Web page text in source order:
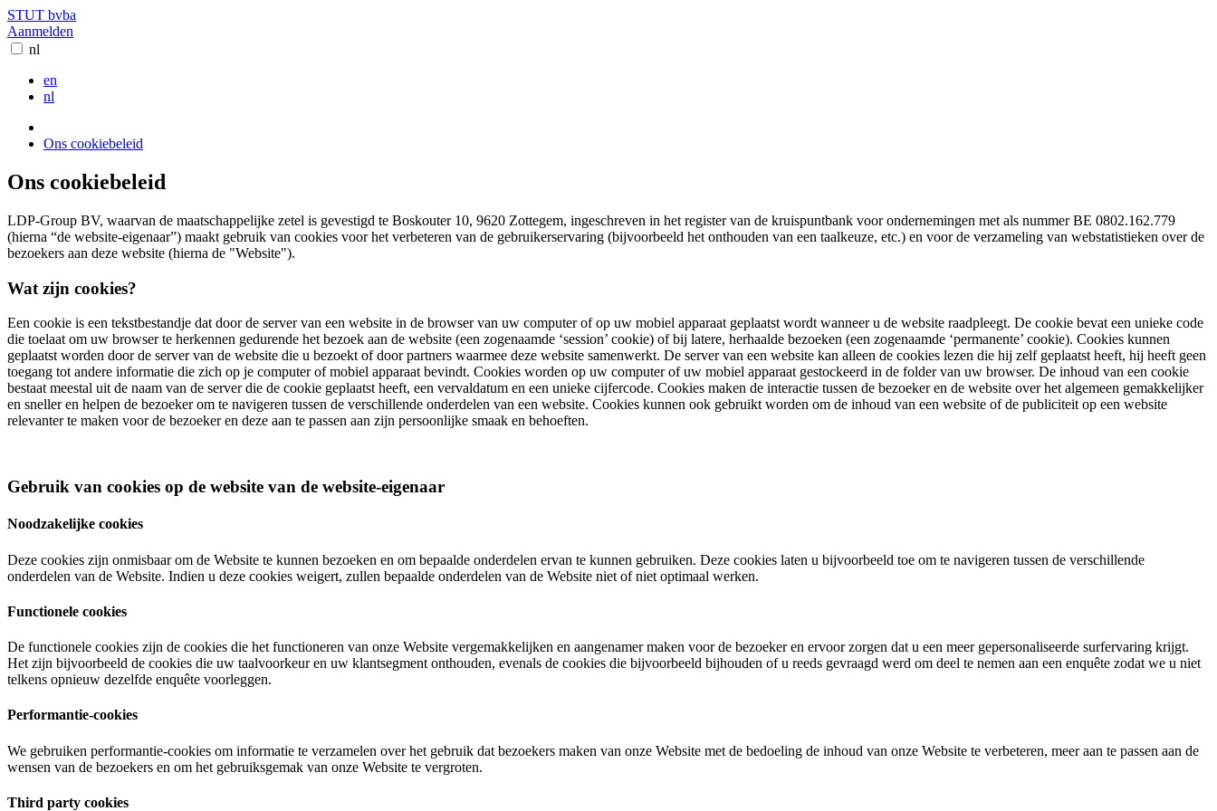
STUT bvba
Aanmelden
nl
en
nl
Ons cookiebeleid
Ons cookiebeleid
LDP-Group BV, waarvan de maatschappelijke zetel is gevestigd te Boskouter 10, 9620 Zottegem, ingeschreven in het register van de kruispuntbank voor ondernemingen met als nummer BE 0802.162.779
(hierna “de website-eigenaar”) maakt gebruik van cookies voor het verbeteren van de gebruikerservaring (bijvoorbeeld het onthouden van een taalkeuze, etc.) en voor de verzameling van webstatistieken over de
bezoekers aan deze website (hierna de "Website").
Wat zijn cookies?
Een cookie is een tekstbestandje dat door de server van een website in de browser van uw computer of op uw mobiel apparaat geplaatst wordt wanneer u de website raadpleegt. De cookie bevat een unieke code
die toelaat om uw browser te herkennen gedurende het bezoek aan de website (een zogenaamde ‘session’ cookie) of bij latere, herhaalde bezoeken (een zogenaamde ‘permanente’ cookie). Cookies kunnen
geplaatst worden door de server van de website die u bezoekt of door partners waarmee deze website samenwerkt. De server van een website kan alleen de cookies lezen die hij zelf geplaatst heeft, hij heeft geen
toegang tot andere informatie die zich op je computer of mobiel apparaat bevindt. Cookies worden op uw computer of uw mobiel apparaat gestockeerd in de folder van uw browser. De inhoud van een cookie
bestaat meestal uit de naam van de server die de cookie geplaatst heeft, een vervaldatum en een unieke cijfercode. Cookies maken de interactie tussen de bezoeker en de website over het algemeen gemakkelijker
en sneller en helpen de bezoeker om te navigeren tussen de verschillende onderdelen van een website. Cookies kunnen ook gebruikt worden om de inhoud van een website of de publiciteit op een website
relevanter te maken voor de bezoeker en deze aan te passen aan zijn persoonlijke smaak en behoeften.
Gebruik van cookies op de website van de website-eigenaar
Noodzakelijke cookies
Deze cookies zijn onmisbaar om de Website te kunnen bezoeken en om bepaalde onderdelen ervan te kunnen gebruiken. Deze cookies laten u bijvoorbeeld toe om te navigeren tussen de verschillende
onderdelen van de Website. Indien u deze cookies weigert, zullen bepaalde onderdelen van de Website niet of niet optimaal werken.
Functionele cookies
De functionele cookies zijn de cookies die het functioneren van onze Website vergemakkelijken en aangenamer maken voor de bezoeker en ervoor zorgen dat u een meer gepersonaliseerde surfervaring krijgt.
Het zijn bijvoorbeeld de cookies die uw taalvoorkeur en uw klantsegment onthouden, evenals de cookies die bijvoorbeeld bijhouden of u reeds gevraagd werd om deel te nemen aan een enquête zodat we u niet
telkens opnieuw dezelfde enquête voorleggen.
Performantie-cookies
We gebruiken performantie-cookies om informatie te verzamelen over het gebruik dat bezoekers maken van onze Website met de bedoeling de inhoud van onze Website te verbeteren, meer aan te passen aan de
wensen van de bezoekers en om het gebruiksgemak van onze Website te vergroten.
Third party cookies